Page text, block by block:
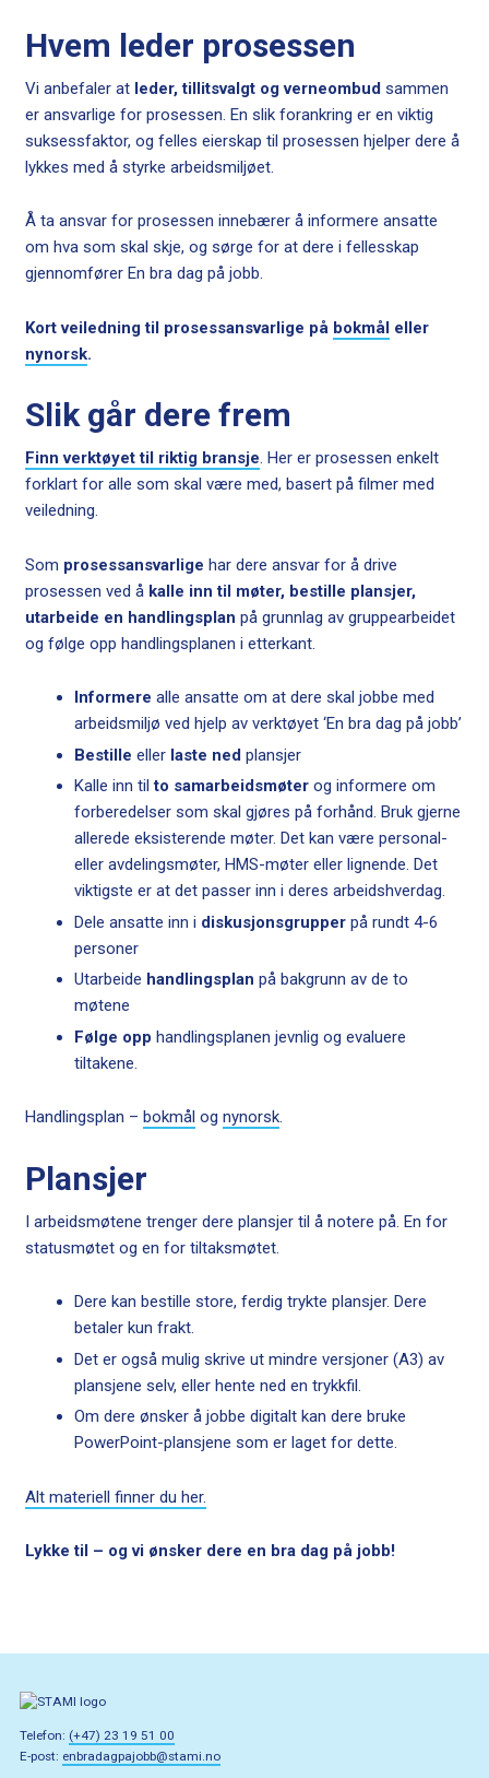
Hvem leder prosessen
Vi anbefaler at leder, tillitsvalgt og verneombudsammen
er ansvarlige for prosessen. En slik forankring er en viktig
suksessfaktor, og felles eierskap til prosessen hjelper dere å
lykkes med å styrke arbeidsmiljøet.
Å ta ansvar for prosessen innebærer å informere ansatte
om hva som skal skje, og sørge for at dere i fellesskap
gjennomfører En bra dag på jobb.
Kort veiledning til prosessansvarlige på bokmåleller
nynorsk.
Slik går dere frem
Finn verktøyet til riktig bransje. Her er prosessen enkelt
forklart for alle som skal være med, basert på filmer med
veiledning.
Som prosessansvarlige har dere ansvar for å drive
prosessen ved å kalle inn til møter, bestille plansjer,
utarbeide en handlingsplan på grunnlag av gruppearbeidet
og følge opp handlingsplanen i etterkant.
Informere alle ansatte om at dere skal jobbe med
arbeidsmiljø ved hjelp av verktøyet ‘En bra dag på jobb’
Bestille eller laste nedplansjer
Kalle inn tilto samarbeidsmøterog informere om
forberedelser som skal gjøres på forhånd. Bruk gjerne
allerede eksisterende møter. Det kan være personal-
eller avdelingsmøter, HMS-møter eller lignende. Det
viktigste er at det passer inn i deres arbeidshverdag.
Dele ansatte inn i diskusjonsgrupperpå rundt 4-6
personer
Utarbeide handlingsplan på bakgrunn av de to
møtene
Følge opp handlingsplanen jevnlig og evaluere
tiltakene.
Handlingsplan – bokmål og nynorsk.
Plansjer
I arbeidsmøtene trenger dere plansjer til å notere på. En for
statusmøtet og en for tiltaksmøtet.
Dere kan bestille store, ferdig trykte plansjer. Dere
betaler kun frakt.
Det er også mulig skrive ut mindre versjoner (A3) av
plansjene selv, eller hente ned en trykkfil.
Om dere ønsker å jobbe digitalt kan dere bruke
PowerPoint-plansjene som er laget for dette.
Alt materiell finner du her.
Lykke til – og vi ønsker dere en bra dag på jobb!
Telefon: (+47) 23 19 51 00
E-post: enbradagpajobb@stami.no